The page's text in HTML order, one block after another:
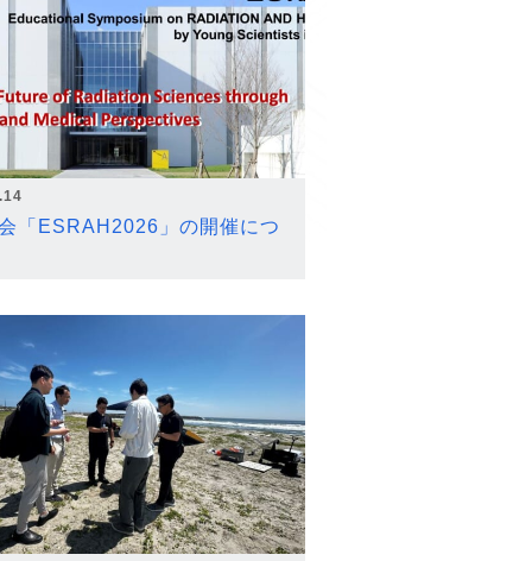
「ESRAH2026」の開催につ